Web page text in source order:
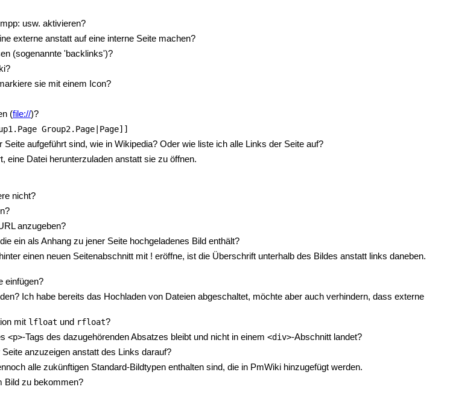
usw. aktivieren?
externe anstatt auf eine interne Seite machen?
(sogenannte 'backlinks')?
sie mit einem Icon?
(file://)?
Group2.Page|Page]]
aufgeführt sind, wie in Wikipedia? Oder wie liste ich alle Links der Seite auf?
eine Datei herunterzuladen anstatt sie zu öffnen.
nicht?
anzugeben?
ein als Anhang zu jener Seite hochgeladenes Bild enthält?
einen neuen Seitenabschnitt mit ! eröffne, ist die Überschrift unterhalb des Bildes anstatt links daneben.
einfügen?
Ich habe bereits das Hochladen von Dateien abgeschaltet, möchte aber auch verhindern, dass externe
mit lfloat und rfloat?
<p>-Tags des dazugehörenden Absatzes bleibt und nicht in einem <div>-Abschnitt landet?
anzuzeigen anstatt des Links darauf?
alle zukünftigen Standard-Bildtypen enthalten sind, die in PmWiki hinzugefügt werden.
Bild zu bekommen?